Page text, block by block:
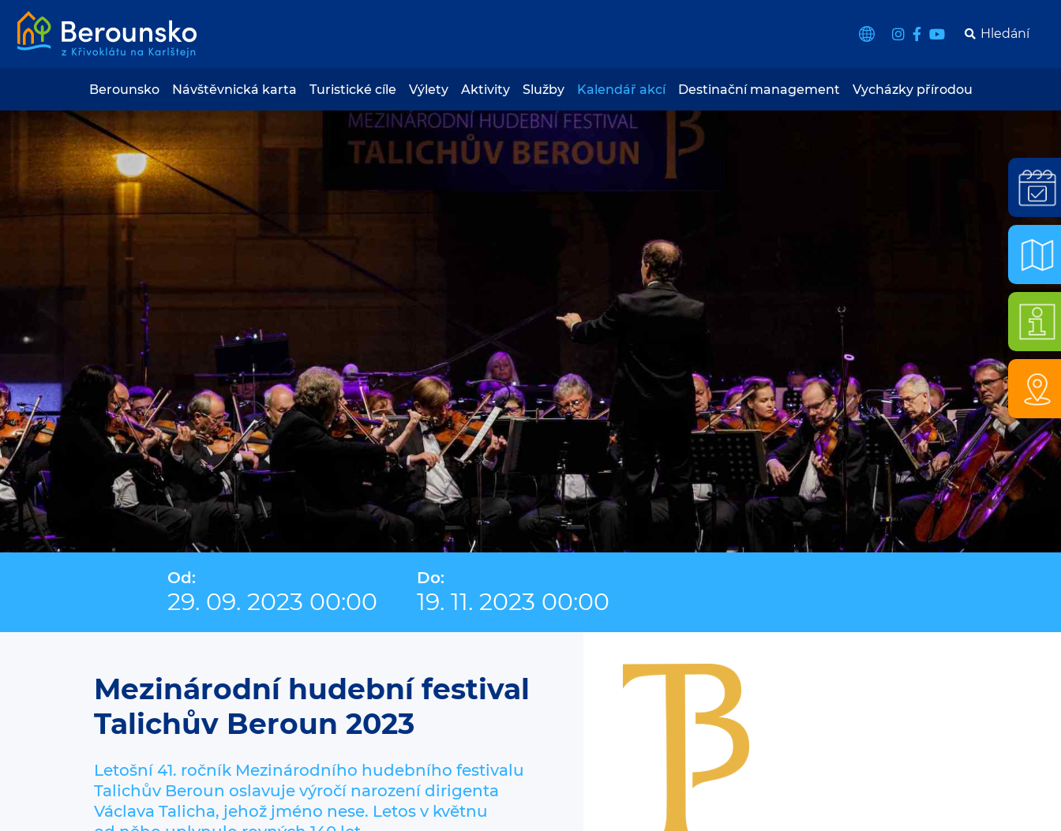
Berounsko Návštěvnická karta Turistické cíle Výlety Aktivity Služby Kalendář akcí Destinační management Vycházky přírodou
Od:
29. 09. 2023 00:00
Do:
19. 11. 2023 00:00
Mezinárodní hudební festival
Talichův Beroun 2023
Letošní 41. ročník Mezinárodního hudebního festivalu
Talichův Beroun oslavuje výročí narození dirigenta
Václava Talicha, jehož jméno nese. Letos v květnu